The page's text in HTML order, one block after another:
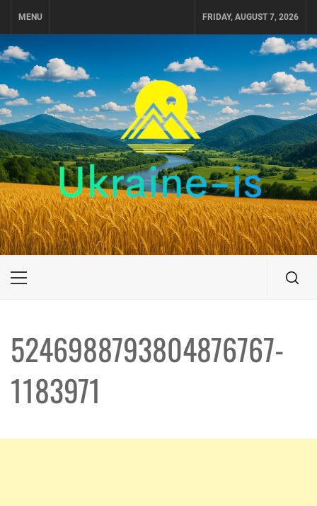
MENU FRIDAY, AUGUST 7, 2026
UKRAINE-IS
ПОДОРОЖI ПО УКРАЇНІ
Primary
5246988793804876767-
1183971